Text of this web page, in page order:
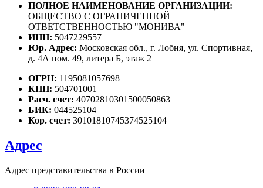
ПОЛНОЕ НАИМЕНОВАНИЕ ОРГАНИЗАЦИИ:
ОБЩЕСТВО С ОГРАНИЧЕННОЙ
ОТВЕТСТВЕННОСТЬЮ "МОНИВА"
ИНН: 5047229557
Юр. Адрес: Московская обл., г. Лобня, ул. Спортивная,
д. 4А пом. 49, литера Б, этаж 2
ОГРН: 1195081057698
КПП: 504701001
Расч. счет: 40702810301500050863
БИК: 044525104
Кор. счет: 30101810745374525104
Адрес
Адрес представительства в России